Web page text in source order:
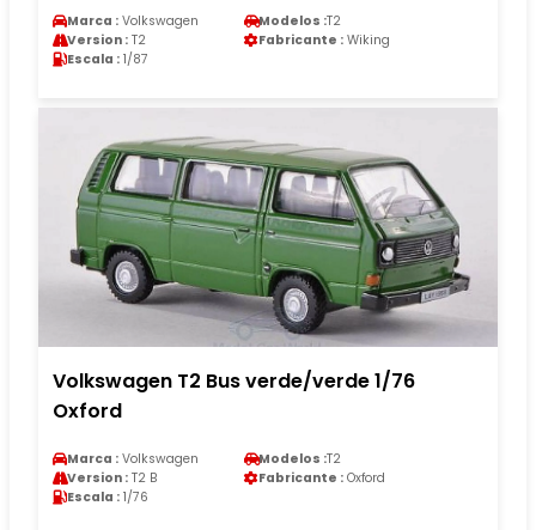
Marca : Volkswagen Modelos :T2
Version : T2 Fabricante : Wiking
Escala : 1/87
Volkswagen T2 Bus verde/verde 1/76
Oxford
Marca : Volkswagen Modelos :T2
Version : T2 B Fabricante : Oxford
Escala : 1/76